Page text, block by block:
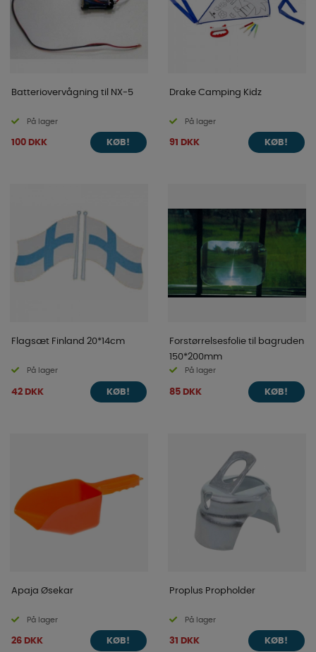
Batteriovervågning til NX-5
På lager
100 DKK KØB!
Drake Camping Kidz
På lager
91 DKK KØB!
Flagsæt Finland 20*14cm
På lager
42 DKK KØB!
Forstørrelsesfolie til bagruden
150*200mm
På lager
85 DKK KØB!
Apaja Øsekar
På lager
26 DKK KØB!
Proplus Propholder
På lager
31 DKK KØB!